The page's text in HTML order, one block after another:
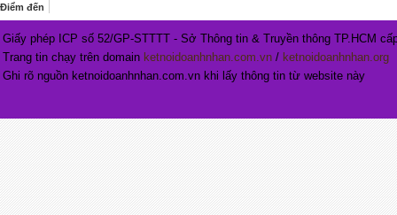
Điểm đến
Giấy phép ICP số 52/GP-STTTT - Sở Thông tin & Truyền thông TP.HCM
Trang tin chạy trên domain ketnoidoanhnhan.com.vn / ketnoidoanhnhan.org
Ghi rõ nguồn ketnoidoanhnhan.com.vn khi lấy thông tin từ website này